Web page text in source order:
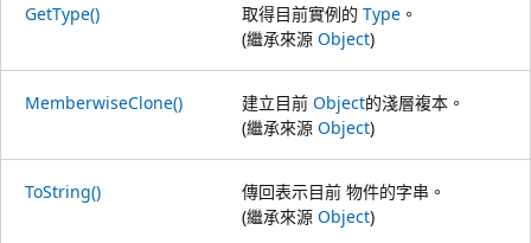
GetType() 取得目前實例的 Type 。
(繼承來源 Object)
MemberwiseClone() 建立目前 Object的淺層複本。
(繼承來源 Object)
ToString()
傳回表示目前 物件的字串。
(繼承來源 Object)